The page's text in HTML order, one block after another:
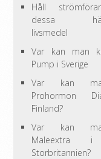
Håll
dessa
livsmedel
Var kan man
Pump i Sverige
Var kan
Prohormon
Finland?
Var kan
Maleextra i
Storbritannien?